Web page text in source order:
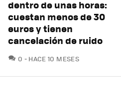
dentro de unas horas:
cuestan menos de 30
euros y tienen
cancelación de ruido
0 COMENTARIOS
HACE 10 MESES